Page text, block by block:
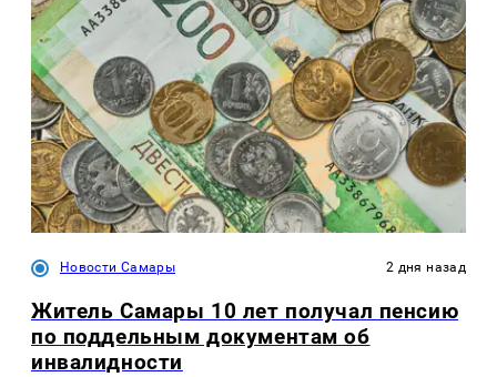
Новости Самары 2 дня назад
Житель Самары 10 лет получал пенсию
по поддельным документам об
инвалидности